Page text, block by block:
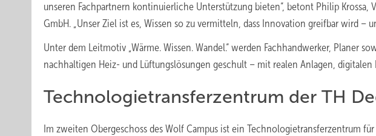
unseren Fachpartnern kontinuierliche Unterstützung bieten“, betont Philip Krossa,
GmbH. „Unser Ziel ist es, Wissen so zu vermitteln, dass Innovation greifbar wird –
Unter dem Leitmotiv „Wärme. Wissen. Wandel.“ werden Fachhandwerker, Planer
nachhaltigen Heiz- und Lüftungslösungen geschult – mit realen Anlagen, digitalen
Technologietransferzentrum der TH
Im zweiten Obergeschoss des Wolf Campus ist ein Technologietransferzentrum